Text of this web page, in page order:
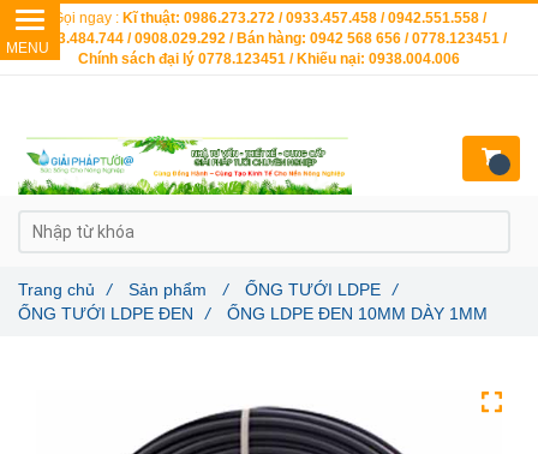
Trang chủ / Sản phẩm / ỐNG TƯỚI LDPE
/
ỐNG TƯỚI LDPE ĐEN
/ ỐNG LDPE ĐEN 10MM DÀY 1MM
Gọi ngay : Kĩ thuật: 0986.273.272 / 0933.457.458 / 0942.551.558 /
0903.484.744 / 0908.029.292 / Bán hàng: 0942 568 656 / 0778.123451 /
Chính sách đại lý 0778.123451 / Khiếu nại: 0938.004.006